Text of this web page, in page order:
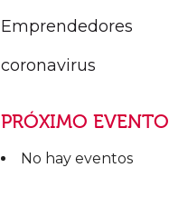
Emprendedores
coronavirus
PRÓXIMO EVENTO
No hay eventos